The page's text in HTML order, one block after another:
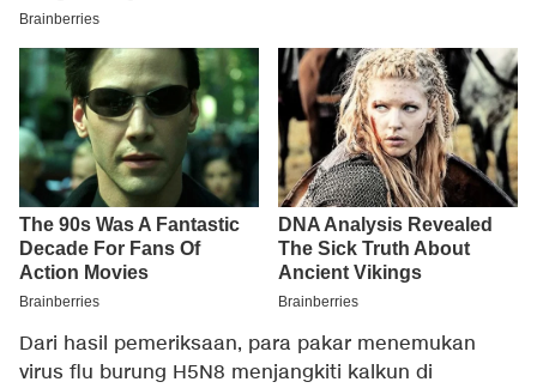
Dari hasil pemeriksaan, para pakar menemukan
virus flu burung H5N8 menjangkiti kalkun di